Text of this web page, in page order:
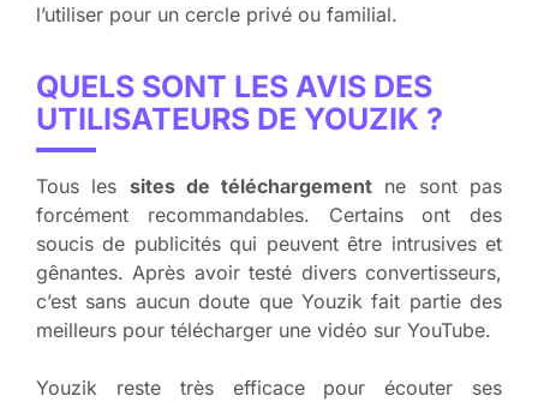
l’utiliser pour un cercle privé ou familial.
QUELS SONT LES AVIS DES
UTILISATEURS DE YOUZIK ?
Tous les sites de téléchargement ne sont pas
forcément recommandables. Certains ont des
soucis de publicités qui peuvent être intrusives et
gênantes. Après avoir testé divers convertisseurs,
c’est sans aucun doute que Youzik fait partie des
meilleurs pour télécharger une vidéo sur YouTube.
Youzik reste très efficace pour écouter ses